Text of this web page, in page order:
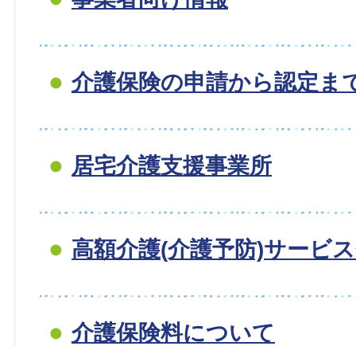
介護保険の申請から認定ま
居宅介護支援事業所
高額介護(介護予防)サービ
介護保険料について